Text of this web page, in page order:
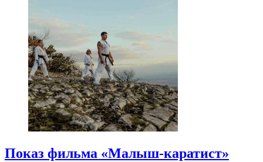
Показ фильма «Малыш-каратист»